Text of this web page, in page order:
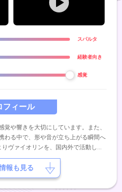
フィール
や響きを大切にしています。また、
わる中で、形や音が立ち上がる瞬間へ
ヴァイオリンを、国内外で活動して
とで学び、5歳よりピアノとソルフェ
ター・ベース・ドラム・キーボードな
触れてきました。ピアノバーでの演奏
、自作曲の演奏など、日常の中で表現
スパルタ
経験者向き
感覚
報も見る